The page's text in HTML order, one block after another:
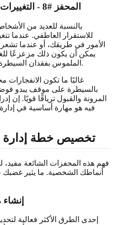
المحفز #8 - التغييرات المفاجئة وفقدان السيطرة
بالنسبة للعديد من
للاستقرار العاطفي. عندما
الأمور في طريقك، أو عندما
يمكن أن يكون ذلك مزعزعًا
الملموس بفقدان السيطرة إلى إثارة إحباط وغضب شديدين.
غالبًا ما تكون الانفجارات
بالسيطرة على موقف يبدو
المرونة والقبول ترياقًا قويًا. إن
فيه هو مهارة أساسية في
تخصيص خطة إدارة
فهم هذه المحفزات الشائعة مفيد،
أنماطك الشخصية. ما يثير غضبك
إحدى الطرق الأكثر فعالية